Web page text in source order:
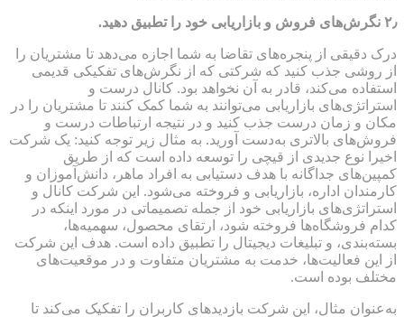
۲٫ نگرش‌های فروش و بازاریابی خود را تطبیق دهید.
درک دقیقی از پنجره‌های تقاضا به شما اجازه می‌دهد تا مشتریان را
از روشی جذب کنید که شرکتی که از نگرش‌های تفکیکی قدیمی
استفاده می‌کند، قادر به آن نخواهد بود. کانال درست و
استراتژی‌های بازاریابی می‌توانند به شما کمک کنند تا مشتریان را در
مکان و زمان درست جذب کنید و در نتیجه ارتباطات درست و
فروش‌های بالاتری به‌دست آورید. به مثال زیر توجه کنید: یک شرکت
اخیرا نوع جدیدی از قیچی را توسعه داده است که از طریق
کمپین‌های جداگانه با هدف دستیابی به افراد ماهر، دانش‌آموزان و
کارمندان اداره، بازاریابی و فروخته می‌شود. این شرکت کانال و
استراتژی‌های بازاریابی خود از جمله تصمیماتی در مورد اینکه در
کدام فروشگاه‌ها فروخته شود، ارتقای محصول، سهمیه‌ها،
بسته‌بندی، و تبلیغات دیجیتال را تطبیق داده است. هدف این شرکت
از این فعالیت‌ها، خدمت به مشتریان متفاوت و در موقعیت‌های
مختلف بوده است.
به‌عنوان مثال، این شرکت بازدیدهای کاربران را تفکیک می‌کند تا